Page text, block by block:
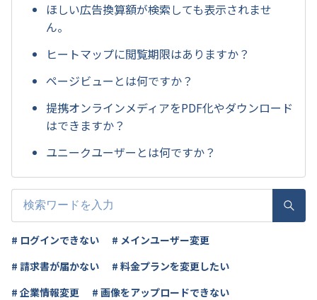
ほしい広告換算額が検索しても表示されませ
ん。
ヒートマップに閲覧期限はありますか？
ページビューとは何ですか？
提携オンラインメディアをPDF化やダウンロード
はできますか？
ユニークユーザーとは何ですか？
# ログインできない
# メインユーザー変更
# 請求書が届かない
# 料金プランを変更したい
# 企業情報変更
# 画像をアップロードできない